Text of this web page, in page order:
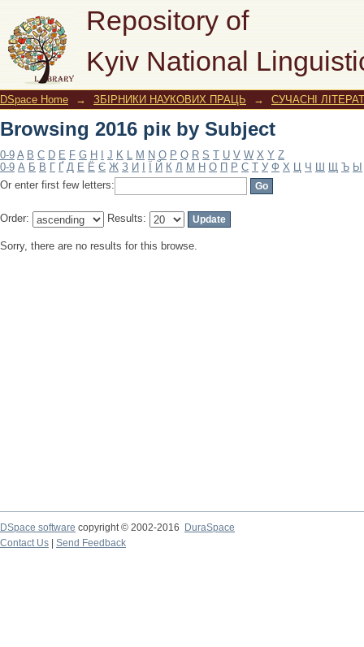
Repository of
Kyiv National
Browsing 2016 рік by Subject
DSpace Home → ЗБІРНИКИ НАУКОВИХ ПРАЦЬ → СУЧАСНІ
Browsing 2016 рік by Subject
0-9 A B C D E F G H J K L M N O P Q R S T U V W X Y Z
0-9 А Б В Г Ґ Д Е Ё Є Ж З И Й К Л М Н О П Р С Т У Ф Х Ц Ч Ш Щ Ъ Ы
Or enter first few letters:
Order: Results:
Sorry, there are no results for this browse.
DSpace software copyright © 2002-2016
DuraSpace
Contact Us
Send Feedback